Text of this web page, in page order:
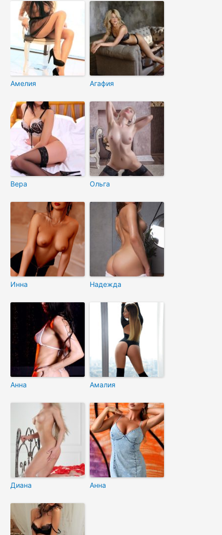
Амелия Агафия
Вера Ольга
Инна Надежда
Анна Амалия
Диана Анна